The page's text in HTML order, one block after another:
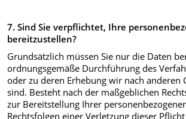
7. Sind Sie verpflichtet, Ihre
bereitzustellen?
Grundsätzlich müssen Sie nur die Daten
ordnungsgemäße Durchführung des
oder zu deren Erhebung wir nach anderen
sind. Besteht nach der maßgeblichen
zur Bereitstellung Ihrer
Rechtsfolgen einer Verletzung dieser